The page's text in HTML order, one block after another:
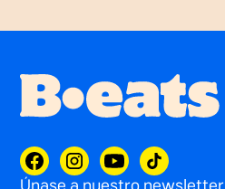
Únase a nuestro newsletter